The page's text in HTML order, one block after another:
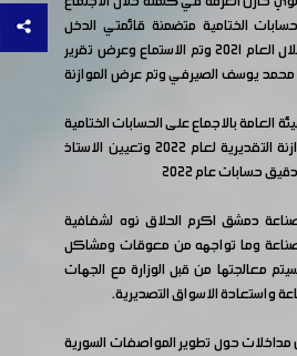
الختامية متضمنة قائمتي الدخل
والمركز المالي للغرفة خلال العام ٢٠٢١ وتم الاستماع وعرض تقرير
محمد يوسف الصيرفي وتم عرض الموازنة
العامة بالاجماع على الحسابات الختامية
لعام ٢٠٢١ ومشروع الموازنة التقديرية لعام ٢٠٢٢ وتعيين الاستاذ
حسابات عام ٢٠٢٢
دمشق اكرم الحلاق نوه لشفافية
وما تواجهه من معوقات ومشاكل
معالجتها من قبل الوزارة مع الجهات
واستعادة الاسواق التصديرية.
حول تطوير المواصفات السورية